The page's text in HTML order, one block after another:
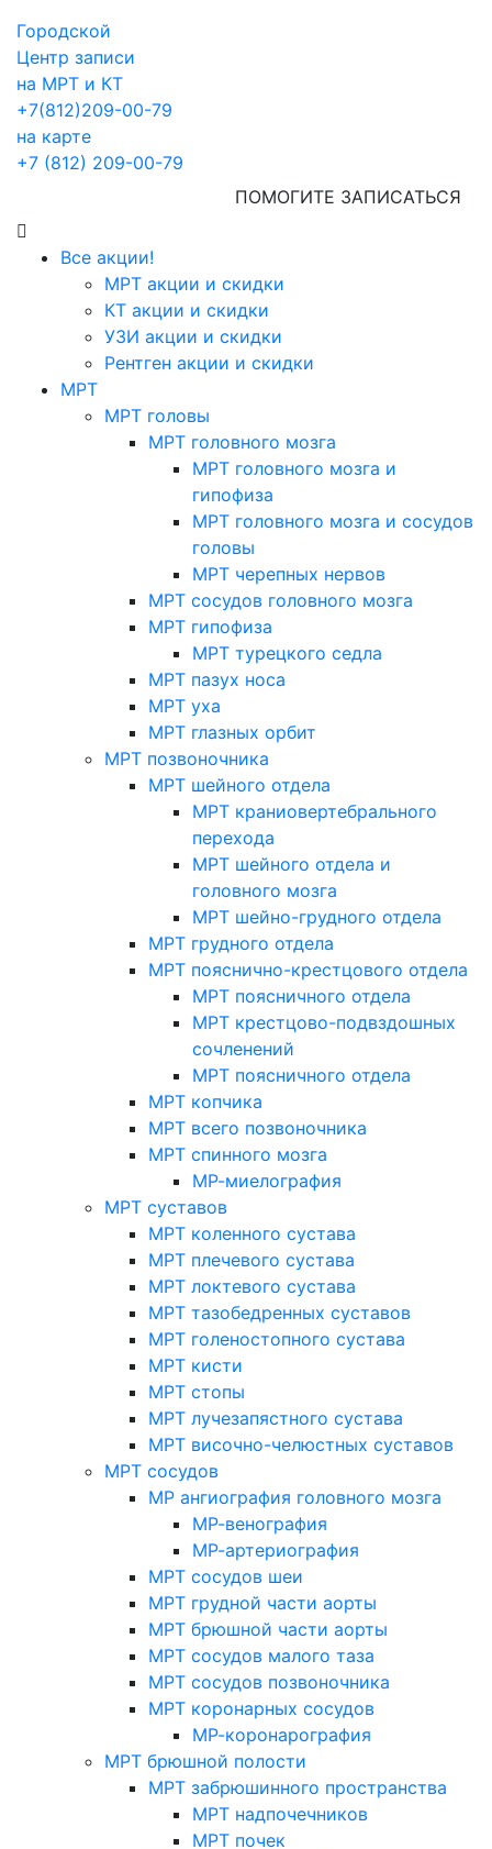
Городской
Центр записи
на МРТ и КТ
+7(812)209-00-79
на карте
+7 (812) 209-00-79
ПОМОГИТЕ ЗАПИСАТЬСЯ
Все акции!
МРТ акции и скидки
КТ акции и скидки
УЗИ акции и скидки
Рентген акции и скидки
МРТ
МРТ головы
МРТ головного мозга
МРТ головного мозга и
гипофиза
МРТ головного мозга и сосудов
головы
МРТ черепных нервов
МРТ сосудов головного мозга
МРТ гипофиза
МРТ турецкого седла
МРТ пазух носа
МРТ уха
МРТ глазных орбит
МРТ позвоночника
МРТ шейного отдела
МРТ краниовертебрального
перехода
МРТ шейного отдела и
головного мозга
МРТ шейно-грудного отдела
МРТ грудного отдела
МРТ пояснично-крестцового отдела
МРТ поясничного отдела
МРТ крестцово-подвздошных
сочленений
МРТ поясничного отдела
МРТ копчика
МРТ всего позвоночника
МРТ спинного мозга
МР-миелография
МРТ суставов
МРТ коленного сустава
МРТ плечевого сустава
МРТ локтевого сустава
МРТ тазобедренных суставов
МРТ голеностопного сустава
МРТ кисти
МРТ стопы
МРТ лучезапястного сустава
МРТ височно-челюстных суставов
МРТ сосудов
МР ангиография головного мозга
МР-венография
МР-артериография
МРТ сосудов шеи
МРТ грудной части аорты
МРТ брюшной части аорты
МРТ сосудов малого таза
МРТ сосудов позвоночника
МРТ коронарных сосудов
МР-коронарография
МРТ брюшной полости
МРТ забрюшинного пространства
МРТ надпочечников
МРТ почек